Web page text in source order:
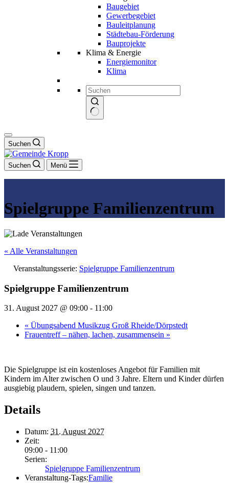
Baugebiet
Gewerbegebiet
Bauleitplanung
Städtebau-Förderung
Bauprojekte
Klima & Energie
Energiemonitor
Klima
Suchen
Suchen Menü
Spielgruppe Familienzentrum
« Alle Veranstaltungen
Veranstaltungsserie: Spielgruppe Familienzentrum
Spielgruppe Familienzentrum
31. August 2027 @ 09:00 - 11:00
« Übungsabend Musikzug Groß Rheide/Dörpstedt
Frauentreff – nähen, lachen, zusammensein »
Die Spielgruppe ist ein kostenloses Angebot für Familien mit
Kindern im Alter zwischen O und 3 Jahre. Eltern und Kinder dürfen
ausgiebig plaudern, spielen, singen und tanzen.
Details
Datum: 31. August 2027
Zeit:
09:00 - 11:00
Serien:
Spielgruppe Familienzentrum
Veranstaltung-Tags:Familie